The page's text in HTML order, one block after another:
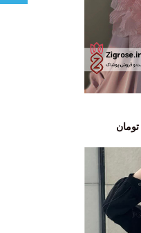
تومان